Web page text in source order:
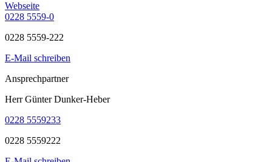
Webseite
0228 5559-0
0228 5559-222
E-Mail schreiben
Ansprechpartner
Herr Günter Dunker-Heber
0228 5559233
0228 5559222